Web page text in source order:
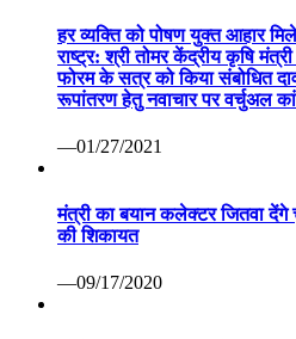
हर व्यक्ति को पोषण युक्त आहार
राष्ट्र: श्री तोमर केंद्रीय कृषि
फोरम के सत्र को किया संबोधित
रूपांतरण हेतु नवाचार पर वर्चुअल
—01/27/2021
मंत्री का बयान कलेक्टर जितवा देंगे
की शिकायत
—09/17/2020